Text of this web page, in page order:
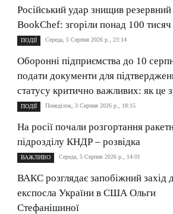
Російський удар знищив резервний
BookChef: згоріли понад 100 тисяч
ПОДІЇ Середа, 5 Серпня 2026 р., 23:14
Оборонні підприємства до 10
подати документи для
статусу критично важливих: як це
ПОДІЇ Понеділок, 3 Серпня 2026 р., 18:15
На росії почали розгортання
підрозділу КНДР – розвідка
ВАЖЛИВО Середа, 5 Серпня 2026 р., 14:01
ВАКС розглядає запобіжний захід
експосла України в США Ольги
Стефанішиної